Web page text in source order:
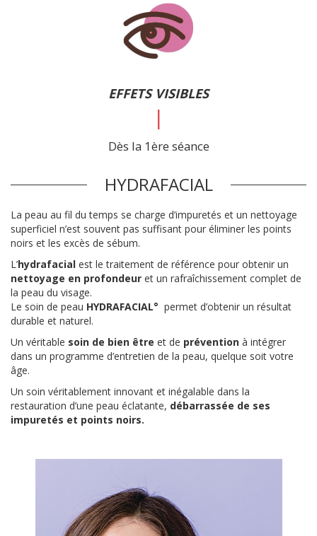
EFFETS VISIBLES
|
Dès la 1ère séance
HYDRAFACIAL
La peau au fil du temps se charge d’impuretés et un nettoyage
superficiel n’est souvent pas suffisant pour éliminer les points
noirs et les excès de sébum.
L’hydrafacial est le traitement de référence pour obtenir un
nettoyage en profondeur et un rafraîchissement complet de
la peau du visage.
Le soin de peau HYDRAFACIAL° permet d’obtenir un résultat
durable et naturel.
Un véritable soin de bien être et de prévention à intégrer
dans un programme d’entretien de la peau, quelque soit votre
âge.
Un soin véritablement innovant et inégalable dans la
restauration d’une peau éclatante, débarrassée de ses
impuretés et points noirs.